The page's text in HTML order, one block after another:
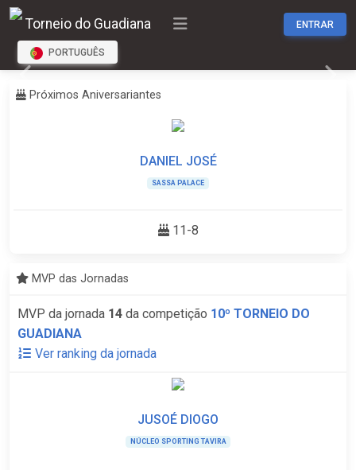
Torneio do Guadiana ENTRAR
PORTUGUÊS
Próximos Aniversariantes
DANIEL JOSÉ
SASSA PALACE
11-8
MVP das Jornadas
MVP da jornada 14 da competição 10º TORNEIO DO
GUADIANA
Ver ranking da jornada
JUSOÉ DIOGO
NÚCLEO SPORTING TAVIRA